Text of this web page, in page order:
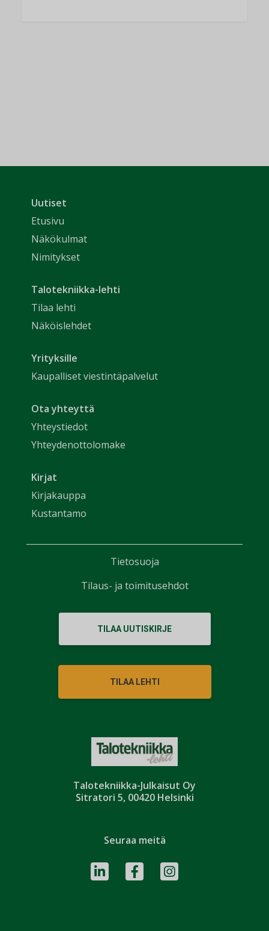
Talotekniikka-Julkaisut Oy
Sitratori 5, 00420 Helsinki
Uutiset
Etusivu
Näkökulmat
Nimitykset
Talotekniikka-lehti
Tilaa lehti
Näköislehdet
Yrityksille
Kaupalliset viestintäpalvelut
Ota yhteyttä
Yhteystiedot
Yhteydenottolomake
Kirjat
Kirjakauppa
Kustantamo
TILAA UUTISKIRJE
TILAA LEHTI
Seuraa meitä
Tietosuoja
Tilaus- ja toimitusehdot